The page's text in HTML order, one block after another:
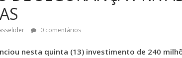
0 comentários
nesta quinta (13) investimento de 240